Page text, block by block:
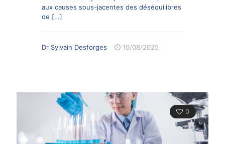
aux causes sous-jacentes des déséquilibres
de […]
Dr Sylvain Desforges 10/08/2025
0